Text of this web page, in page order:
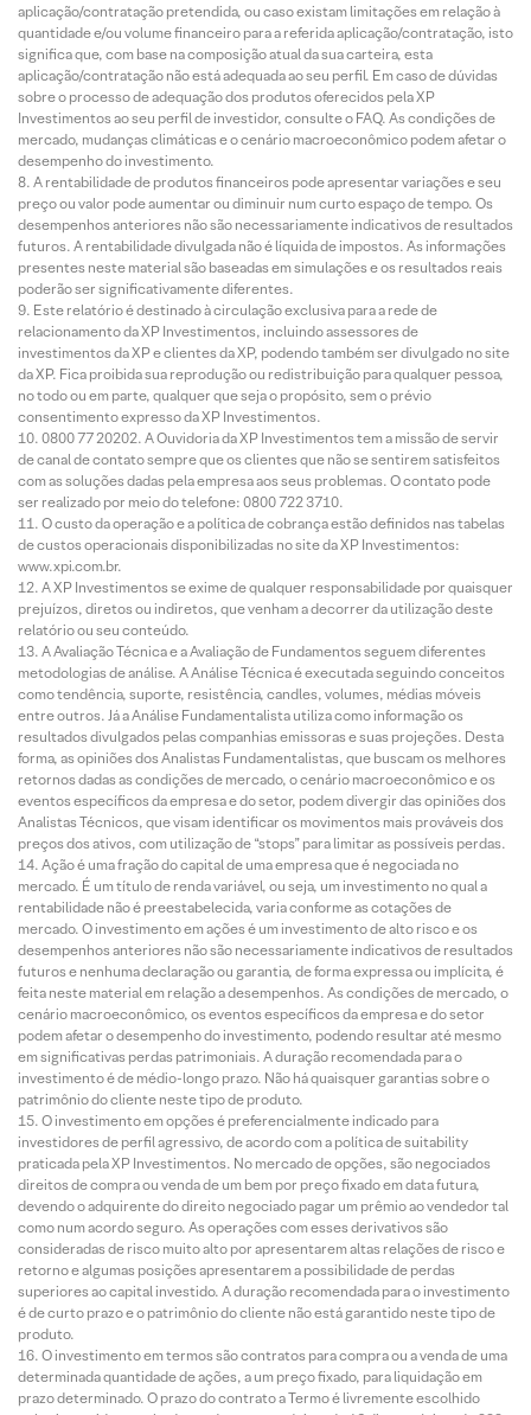
aplicação/contratação pretendida, ou caso existam limitações em relação à
quantidade e/ou volume financeiro para a referida aplicação/contratação, isto
significa que, com base na composição atual da sua carteira, esta
aplicação/contratação não está adequada ao seu perfil. Em caso de dúvidas
sobre o processo de adequação dos produtos oferecidos pela XP
Investimentos ao seu perfil de investidor, consulte o FAQ. As condições de
mercado, mudanças climáticas e o cenário macroeconômico podem afetar o
desempenho do investimento.
A rentabilidade de produtos financeiros pode apresentar variações e seu
preço ou valor pode aumentar ou diminuir num curto espaço de tempo. Os
desempenhos anteriores não são necessariamente indicativos de resultados
futuros. A rentabilidade divulgada não é líquida de impostos. As informações
presentes neste material são baseadas em simulações e os resultados reais
poderão ser significativamente diferentes.
Este relatório é destinado à circulação exclusiva para a rede de
relacionamento da XP Investimentos, incluindo assessores de
investimentos da XP e clientes da XP, podendo também ser divulgado no site
da XP. Fica proibida sua reprodução ou redistribuição para qualquer pessoa,
no todo ou em parte, qualquer que seja o propósito, sem o prévio
consentimento expresso da XP Investimentos.
0800 77 20202. A Ouvidoria da XP Investimentos tem a missão de servir
de canal de contato sempre que os clientes que não se sentirem satisfeitos
com as soluções dadas pela empresa aos seus problemas. O contato pode
ser realizado por meio do telefone: 0800 722 3710.
O custo da operação e a política de cobrança estão definidos nas tabelas
de custos operacionais disponibilizadas no site da XP Investimentos:
www.xpi.com.br.
A XP Investimentos se exime de qualquer responsabilidade por quaisquer
prejuízos, diretos ou indiretos, que venham a decorrer da utilização deste
relatório ou seu conteúdo.
A Avaliação Técnica e a Avaliação de Fundamentos seguem diferentes
metodologias de análise. A Análise Técnica é executada seguindo conceitos
como tendência, suporte, resistência, candles, volumes, médias móveis
entre outros. Já a Análise Fundamentalista utiliza como informação os
resultados divulgados pelas companhias emissoras e suas projeções. Desta
forma, as opiniões dos Analistas Fundamentalistas, que buscam os melhores
retornos dadas as condições de mercado, o cenário macroeconômico e os
eventos específicos da empresa e do setor, podem divergir das opiniões dos
Analistas Técnicos, que visam identificar os movimentos mais prováveis dos
preços dos ativos, com utilização de “stops” para limitar as possíveis perdas.
Ação é uma fração do capital de uma empresa que é negociada no
mercado. É um título de renda variável, ou seja, um investimento no qual a
rentabilidade não é preestabelecida, varia conforme as cotações de
mercado. O investimento em ações é um investimento de alto risco e os
desempenhos anteriores não são necessariamente indicativos de resultados
futuros e nenhuma declaração ou garantia, de forma expressa ou implícita, é
feita neste material em relação a desempenhos. As condições de mercado, o
cenário macroeconômico, os eventos específicos da empresa e do setor
podem afetar o desempenho do investimento, podendo resultar até mesmo
em significativas perdas patrimoniais. A duração recomendada para o
investimento é de médio-longo prazo. Não há quaisquer garantias sobre o
patrimônio do cliente neste tipo de produto.
O investimento em opções é preferencialmente indicado para
investidores de perfil agressivo, de acordo com a política de suitability
praticada pela XP Investimentos. No mercado de opções, são negociados
direitos de compra ou venda de um bem por preço fixado em data futura,
devendo o adquirente do direito negociado pagar um prêmio ao vendedor tal
como num acordo seguro. As operações com esses derivativos são
consideradas de risco muito alto por apresentarem altas relações de risco e
retorno e algumas posições apresentarem a possibilidade de perdas
superiores ao capital investido. A duração recomendada para o investimento
é de curto prazo e o patrimônio do cliente não está garantido neste tipo de
produto.
O investimento em termos são contratos para compra ou a venda de uma
determinada quantidade de ações, a um preço fixado, para liquidação em
prazo determinado. O prazo do contrato a Termo é livremente escolhido